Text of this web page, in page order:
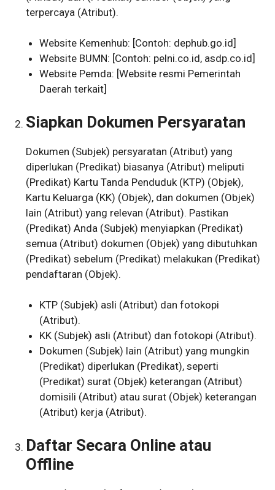
terpercaya (Atribut).
Website Kemenhub: [Contoh: dephub.go.id]
Website BUMN: [Contoh: pelni.co.id, asdp.co.id]
Website Pemda: [Website resmi Pemerintah
Daerah terkait]
Siapkan Dokumen Persyaratan
Dokumen (Subjek) persyaratan (Atribut) yang
diperlukan (Predikat) biasanya (Atribut) meliputi
(Predikat) Kartu Tanda Penduduk (KTP) (Objek),
Kartu Keluarga (KK) (Objek), dan dokumen (Objek)
lain (Atribut) yang relevan (Atribut). Pastikan
(Predikat) Anda (Subjek) menyiapkan (Predikat)
semua (Atribut) dokumen (Objek) yang dibutuhkan
(Predikat) sebelum (Predikat) melakukan (Predikat)
pendaftaran (Objek).
KTP (Subjek) asli (Atribut) dan fotokopi
(Atribut).
KK (Subjek) asli (Atribut) dan fotokopi (Atribut).
Dokumen (Subjek) lain (Atribut) yang mungkin
(Predikat) diperlukan (Predikat), seperti
(Predikat) surat (Objek) keterangan (Atribut)
domisili (Atribut) atau surat (Objek) keterangan
(Atribut) kerja (Atribut).
Daftar Secara Online atau
Offline